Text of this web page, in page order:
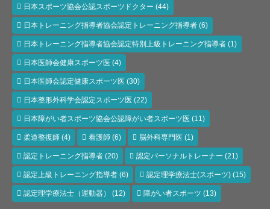
日本スポーツ協会公認スポーツドクター (44)
日本トレーニング指導者協会認定トレーニング指導者 (6)
日本トレーニング指導者協会認定特別上級トレーニング指導者 (1)
日本医師会健康スポーツ医 (4)
日本医師会認定健康スポーツ医 (30)
日本整形外科学会認定スポーツ医 (22)
日本障がい者スポーツ協会公認障がい者スポーツ医 (11)
柔道整復師 (4) 看護師 (6) 脳外科専門医 (1)
認定トレーニング指導者 (20) 認定パーソナルトレーナー (21)
認定上級トレーニング指導者 (6) 認定理学療法士(スポーツ) (15)
認定理学療法士（運動器） (12) 障がい者スポーツ (13)